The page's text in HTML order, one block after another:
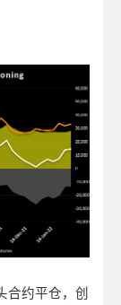
合约平仓，创